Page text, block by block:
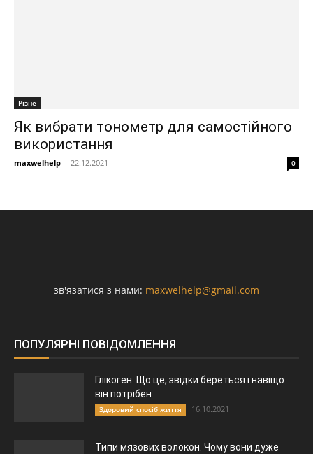
Різне
Як вибрати тонометр для самостійного
використання
maxwelhelp - 22.12.2021 0
зв'язатися з нами: maxwelhelp@gmail.com
ПОПУЛЯРНІ ПОВІДОМЛЕННЯ
Глікоген. Що це, звідки береться і навіщо
він потрібен
Здоровий спосіб життя 16.10.2021
Типи мязових волокон. Чому вони дуже